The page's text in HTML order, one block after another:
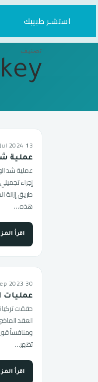
استشـر طبيبك
تصنيف
13 Jul 2024
عملية
عملية شد
إجراء
طريق إزالة
هذه…
اقرأ
30 Sep 2023
عمليات
حققت تركيا
العقد
ومنافساً
تظهر…
اقرأ